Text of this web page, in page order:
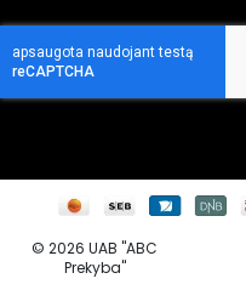
© 2026 UAB "ABC
Prekyba"